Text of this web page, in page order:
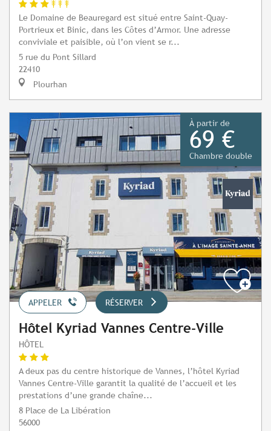
Le Domaine de Beauregard est situé entre Saint-Quay-
Portrieux et Binic, dans les Côtes d’Armor. Une adresse
conviviale et paisible, où l’on vient se r...
5 rue du Pont Sillard
22410
Plourhan
À partir de
69 €
Chambre double
APPELER RÉSERVER
Hôtel Kyriad Vannes Centre-Ville
HÔTEL
A deux pas du centre historique de Vannes, l’hôtel Kyriad
Vannes Centre-Ville garantit la qualité de l’accueil et les
prestations d’une grande chaîne...
8 Place de La Libération
56000